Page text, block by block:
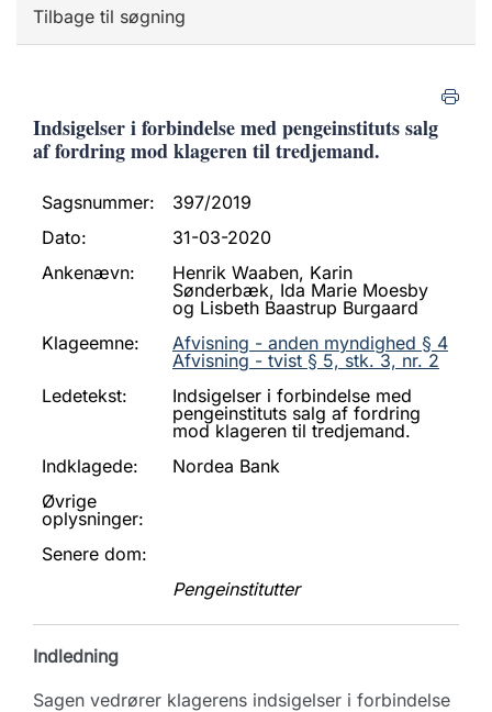
Tilbage til søgning
Indsigelser i forbindelse med pengeinstituts salg
af fordring mod klageren til tredjemand.
Sagsnummer:
397/2019
Dato:
31-03-2020
Ankenævn:
Henrik Waaben, Karin
Sønderbæk, Ida Marie Moesby
og Lisbeth Baastrup Burgaard
Klageemne:
Afvisning - anden myndighed § 4
Afvisning - tvist § 5, stk. 3, nr. 2
Ledetekst:
Indsigelser i forbindelse med
pengeinstituts salg af fordring
mod klageren til tredjemand.
Indklagede:
Nordea Bank
Øvrige
oplysninger:
Senere dom:
Pengeinstitutter
Indledning
Sagen vedrører klagerens indsigelser i forbindelse